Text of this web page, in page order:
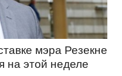
мэра Резекне
на этой неделе